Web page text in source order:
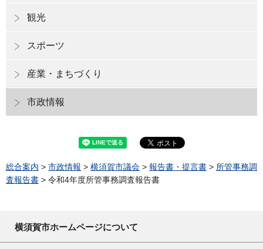
観光
スポーツ
産業・まちづくり
市政情報
総合案内 > 市政情報 > 横須賀市議会 > 報告書・提言書 > 所管事務調
査報告書 > 令和4年度所管事務調査報告書
横須賀市ホームページについて